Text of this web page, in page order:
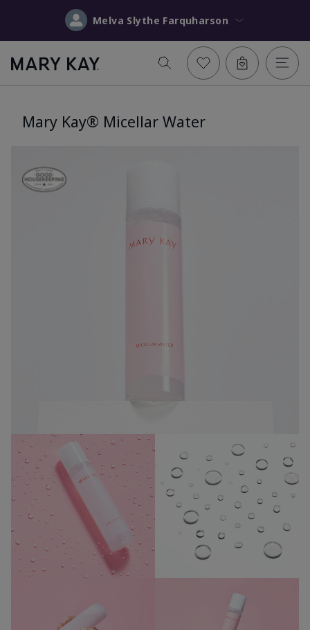
Melva Slythe Farquharson
Mary Kay® Micellar Water